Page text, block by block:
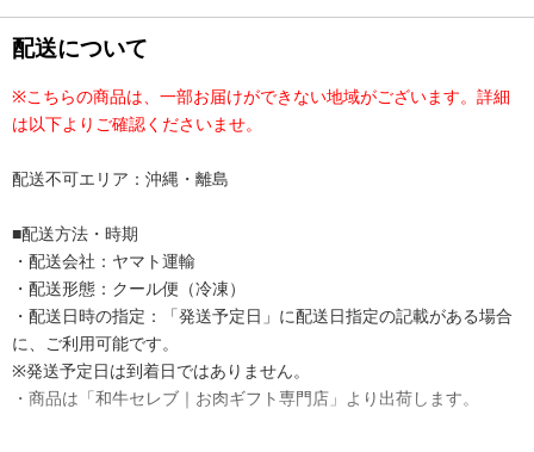
配送について
※こちらの商品は、一部お届けができない地域がございます。詳細
は以下よりご確認くださいませ。
配送不可エリア：沖縄・離島
■配送方法・時期
・配送会社：ヤマト運輸
・配送形態：クール便（冷凍）
・配送日時の指定：「発送予定日」に配送日指定の記載がある場合
に、ご利用可能です。
※発送予定日は到着日ではありません。
・商品は「和牛セレブ｜お肉ギフト専門店」より出荷します。